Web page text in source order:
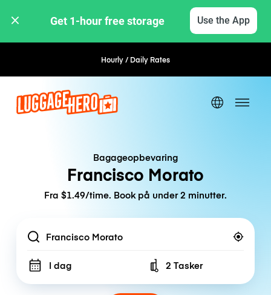
Get 1-hour free storage Use the App
Hourly / Daily RatesFlexible Booking
Bagageopbevaring
Francisco Morato
Fra $1.49/time. Book på under 2 minutter.
Location
I dag Number of bags
2 Tasker